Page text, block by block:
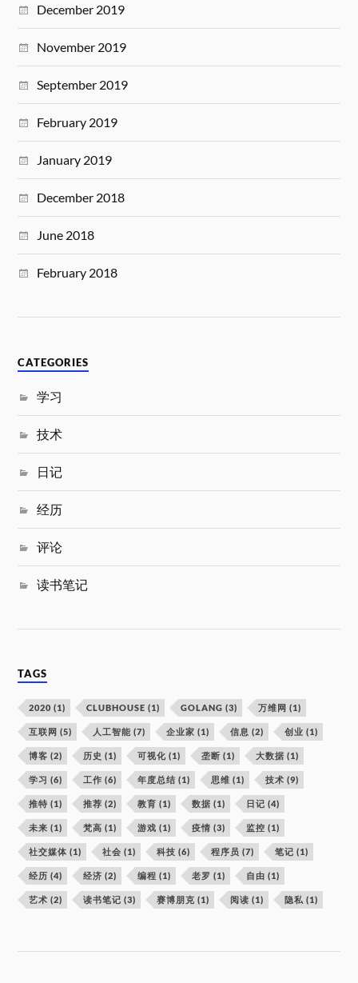
December 2019
November 2019
September 2019
February 2019
January 2019
December 2018
June 2018
February 2018
CATEGORIES
学习
技术
日记
经历
评论
读书笔记
TAGS
2020 (1) CLUBHOUSE (1) GOLANG (3) 万维网 (1)
互联网 (5) 人工智能 (7) 企业家 (1) 信息 (2) 创业 (1)
博客 (2) 历史 (1) 可视化 (1) 垄断 (1) 大数据 (1)
学习 (6) 工作 (6) 年度总结 (1) 思维 (1) 技术 (9)
推特 (1) 推荐 (2) 教育 (1) 数据 (1) 日记 (4)
未来 (1) 梵高 (1) 游戏 (1) 疫情 (3) 监控 (1)
社交媒体 (1) 社会 (1) 科技 (6) 程序员 (7) 笔记 (1)
经历 (4) 经济 (2) 编程 (1) 老罗 (1) 自由 (1)
艺术 (2) 读书笔记 (3) 赛博朋克 (1) 阅读 (1) 隐私 (1)